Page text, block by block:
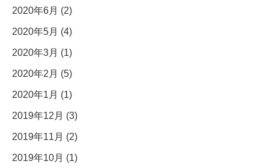
2020年6月 (2)
2020年5月 (4)
2020年3月 (1)
2020年2月 (5)
2020年1月 (1)
2019年12月 (3)
2019年11月 (2)
2019年10月 (1)